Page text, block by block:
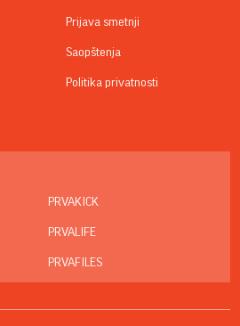
Prijava smetnji
Saopštenja
Politika privatnosti
PRVAKICK
PRVALIFE
PRVAFILES